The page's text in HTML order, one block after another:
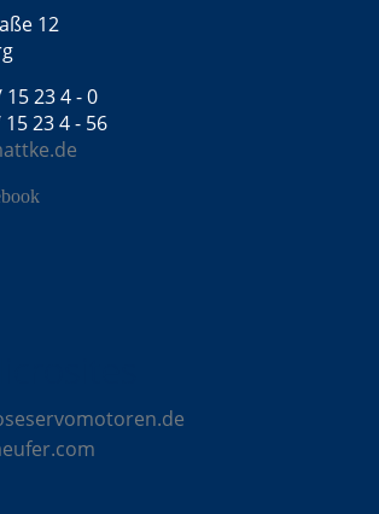
12
15 23 4 - 0
15 23 4 - 56